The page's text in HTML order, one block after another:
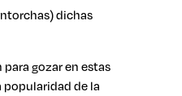
dichas
gozar en estas
popularidad de la